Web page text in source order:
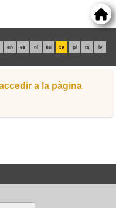
en es nl eu ca pl rs lv
a la pàgina